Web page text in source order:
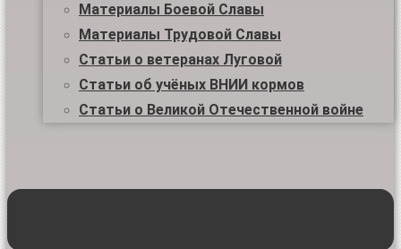
Материалы Боевой Славы
Материалы Трудовой Славы
Статьи о ветеранах Луговой
Статьи об учёных ВНИИ кормов
Статьи о Великой Отечественной войне